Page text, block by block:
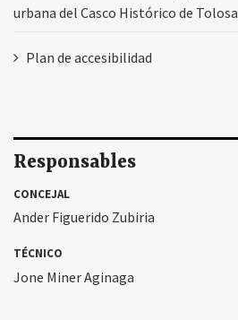
urbana del Casco Histórico de Tolosa
Plan de accesibilidad
Responsables
CONCEJAL
Ander Figuerido Zubiria
TÉCNICO
Jone Miner Aginaga